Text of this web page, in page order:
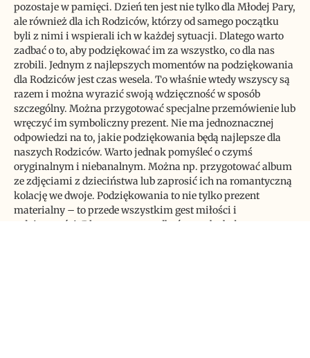
pozostaje w pamięci. Dzień ten jest nie tylko dla Młodej Pary,
ale również dla ich Rodziców, którzy od samego początku
byli z nimi i wspierali ich w każdej sytuacji. Dlatego warto
zadbać o to, aby podziękować im za wszystko, co dla nas
zrobili. Jednym z najlepszych momentów na podziękowania
dla Rodziców jest czas wesela. To właśnie wtedy wszyscy są
razem i można wyrazić swoją wdzięczność w sposób
szczególny. Można przygotować specjalne przemówienie lub
wręczyć im symboliczny prezent. Nie ma jednoznacznej
odpowiedzi na to, jakie podziękowania będą najlepsze dla
naszych Rodziców. Warto jednak pomyśleć o czymś
oryginalnym i niebanalnym. Można np. przygotować album
ze zdjęciami z dzieciństwa lub zaprosić ich na romantyczną
kolację we dwoje. Podziękowania to nie tylko prezent
materialny – to przede wszystkim gest miłości i
wdzięczności. Dlatego warto zadbać o to, aby były one